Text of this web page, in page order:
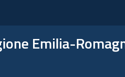
Emilia-